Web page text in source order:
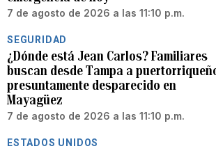
7 de agosto de 2026 a las 11:10 p.m.
SEGURIDAD
¿Dónde está Jean Carlos? Familiares
buscan desde Tampa a
presuntamente desparecido en
Mayagüez
7 de agosto de 2026 a las 11:10 p.m.
ESTADOS UNIDOS